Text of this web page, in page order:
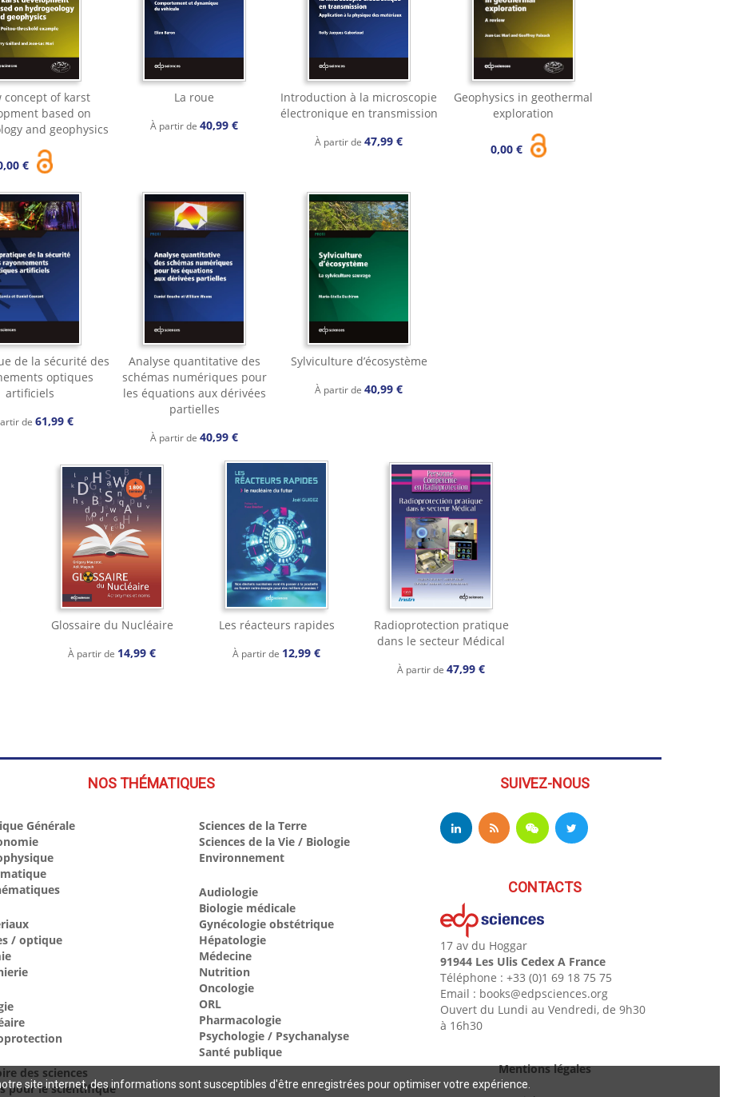
site internet, des informations sont susceptibles d'être enregistrées pour optimiser votre expérience.
concept of karst
based on
and geophysics
€
La roue
À partir de 40,99 €
Introduction à la microscopie
électronique en transmission
À partir de 47,99 €
Geophysics in geothermal
exploration
0,00 €
de la sécurité des
optiques
artificiels
de 61,99 €
Analyse quantitative des
schémas numériques pour
les équations aux dérivées
partielles
À partir de 40,99 €
Sylviculture d’écosystème
À partir de 40,99 €
Glossaire du Nucléaire
À partir de 14,99 €
Les réacteurs rapides
À partir de 12,99 €
Radioprotection pratique
dans le secteur Médical
À partir de 47,99 €
NOS THÉMATIQUES
Générale
/ optique
des sciences
pour le scientifique
Sciences de la Terre
Sciences de la Vie / Biologie
Environnement
Audiologie
Biologie médicale
Gynécologie obstétrique
Hépatologie
Médecine
Nutrition
Oncologie
ORL
Pharmacologie
Psychologie / Psychanalyse
Santé publique
SUIVEZ-NOUS
CONTACTS
17 av du Hoggar
91944 Les Ulis Cedex A France
Téléphone : +33 (0)1 69 18 75 75
Email : books@edpsciences.org
Ouvert du Lundi au Vendredi, de 9h30
à 16h30
Mentions légales